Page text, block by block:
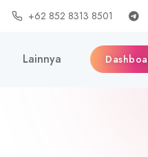
+62 852 8313 8501
Lainnya